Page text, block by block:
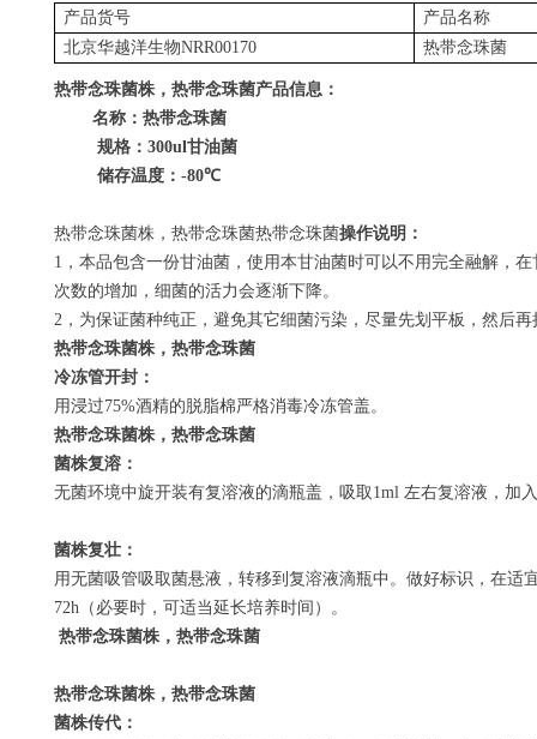
产品货号
产品名称
北京华越洋生物NRR00170 热带念珠菌
热带念珠菌株，热带念珠菌产品信息：
名称：热带念珠菌
规格： 300ul甘油菌
储存温度： -80℃
热带念珠菌株，热带念珠菌热带念珠菌操作说明：
1 ，本品包含一份甘油菌，使用本甘油菌时可以不用完全融解，
次数的增加，细菌的活力会逐渐下降。
2 ，为保证菌种纯正，避免其它细菌污染，尽量先划平板，然后
热带念珠菌株，热带念珠菌
冷冻管开封：
用浸过75%酒精的脱脂棉严格消毒冷冻管盖。
热带念珠菌株，热带念珠菌
菌株复溶：
无菌环境中旋开装有复溶液的滴瓶盖，吸取 1ml 左右复溶液，加
菌株复壮：
用无菌吸管吸取菌悬液，转移到复溶液滴瓶中。做好标识，在适
72h （必要时，可适当延长培养时间）。
热带念珠菌株，热带念珠菌
热带念珠菌株，热带念珠菌
菌株传代：